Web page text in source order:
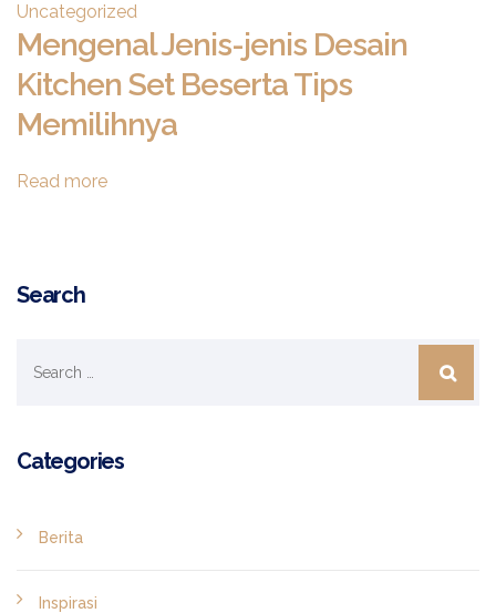
Uncategorized
Mengenal Jenis-jenis Desain
Kitchen Set Beserta Tips
Memilihnya
Read more
Search
Categories
Berita
Inspirasi